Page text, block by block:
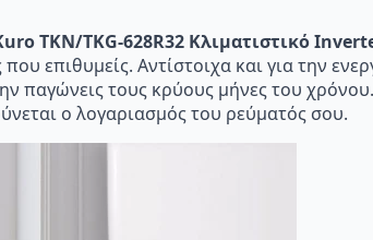
TKN/TKG-628R32 Κλιματιστικό
που επιθυμείς. Αντίστοιχα και για την
παγώνεις τους κρύους μήνες του
ο λογαριασμός του ρεύματός σου.